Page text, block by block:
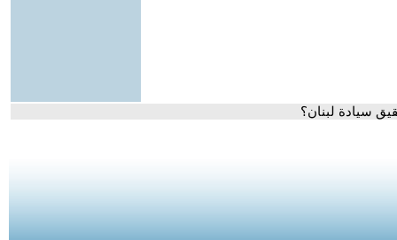
سيادة لبنان؟